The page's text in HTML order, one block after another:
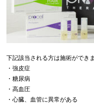
下記該当される方は施術ができ
・強皮症
・糖尿病
・高血圧
・心臓、血管に異常がある